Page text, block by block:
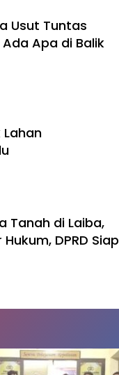
Usut Tuntas
Apa di Balik
Lahan
Tanah di Laiba,
DPRD Siap